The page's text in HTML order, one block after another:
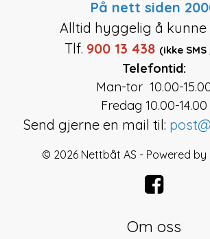
På nett siden
Alltid hyggelig å kunne
Tlf. 900 13 438 (ikke SMS
Telefontid:
Man-tor 10.00-
Fredag 10.00-14.00
Send gjerne en mail til:
© 2026 Nettbåt AS - Powered by
Om oss